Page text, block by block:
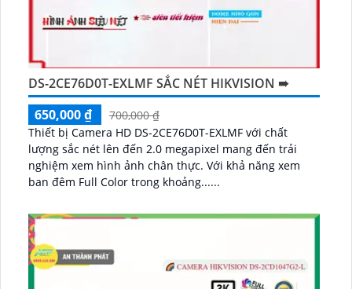
DS-2CE76D0T-EXLMF SẮC NÉT HIKVISION ➠
650,000 ₫
700,000 ₫
Thiết bị Camera HD DS-2CE76D0T-EXLMF với chất
lượng sắc nét lên đến 2.0 megapixel mang đến trải
nghiệm xem hình ảnh chân thực. Với khả năng xem
ban đêm Full Color trong khoảng......